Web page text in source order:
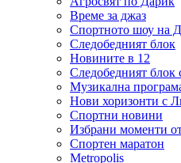
Време за джаз
Спортното шоу на
Следобедният блок
Новините в 12
Следобедният блок
Музикална
Нови хоризонти с
Спортни новини
Избрани моменти
Спортен маратон
Metropolis